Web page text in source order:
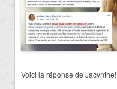
Voici la réponse de Jacynthe!